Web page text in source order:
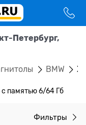
Петербург,
BMW
памятью 6/64 Гб
Фильтры